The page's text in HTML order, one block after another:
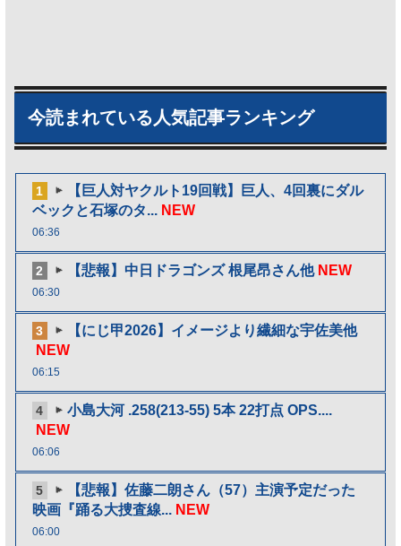
今読まれている人気記事ランキング
1
【巨人対ヤクルト19回戦】巨人、4回裏にダル
ベックと石塚のタ... NEW
06:36
2 【悲報】中日ドラゴンズ 根尾昂さん他 NEW
06:30
3
【にじ甲2026】イメージより繊細な宇佐美他
NEW
06:15
4
小島大河 .258(213-55) 5本 22打点 OPS....
NEW
06:06
5
【悲報】佐藤二朗さん（57）主演予定だった
映画『踊る大捜査線... NEW
06:00